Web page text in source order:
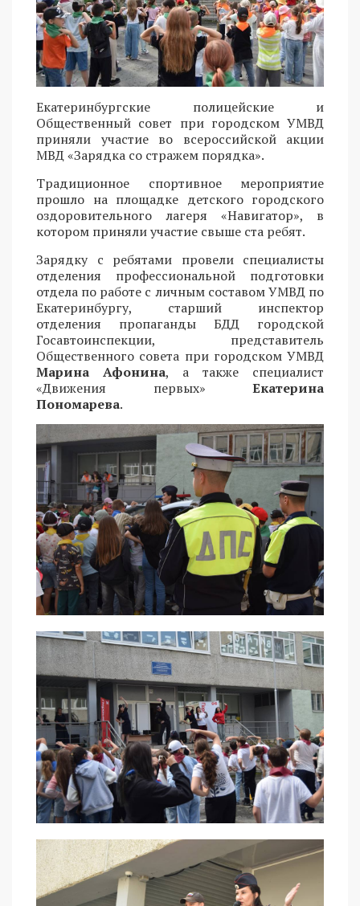
Екатеринбургские полицейские и
Общественный совет при городском УМВД
приняли участие во всероссийской акции
МВД «Зарядка со стражем порядка».
Традиционное спортивное мероприятие
прошло на площадке детского городского
оздоровительного лагеря «Навигатор», в
котором приняли участие свыше ста ребят.
Зарядку с ребятами провели специалисты
отделения профессиональной подготовки
отдела по работе с личным составом УМВД по
Екатеринбургу, старший инспектор
отделения пропаганды БДД городской
Госавтоинспекции, представитель
Общественного совета при городском УМВД
Марина Афонина, а также специалист
«Движения первых» Екатерина
Пономарева.